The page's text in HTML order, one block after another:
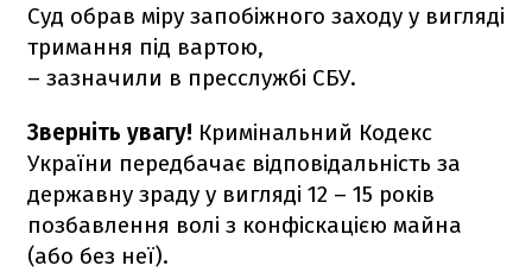
Суд обрав міру запобіжного заходу у вигляді
тримання під вартою,
– зазначили в пресслужбі СБУ.
Зверніть увагу! Кримінальний Кодекс
України передбачає відповідальність за
державну зраду у вигляді 12 – 15 років
позбавлення волі з конфіскацією майна
(або без неї).